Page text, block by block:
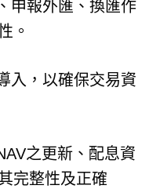
申報外匯、換匯作
。
入，以確保交易資
之更新、配息資
完整性及正確